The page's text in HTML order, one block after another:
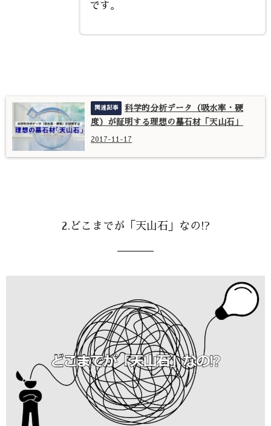
です。
科学的分析データ（吸水率・硬
度）が証明する理想の墓石材「天山石」
2017-11-17
2.どこまでが「天山石」なの!?